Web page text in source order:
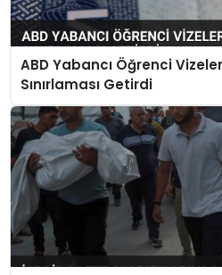
ABD Yabancı Öğrenci
Sınırlaması Getirdi